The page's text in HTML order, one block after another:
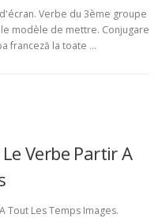
Verbe du 3ème groupe
modèle de mettre. Conjugare
franceză la toate …
Verbe Partir A
Tout Les Temps Images.